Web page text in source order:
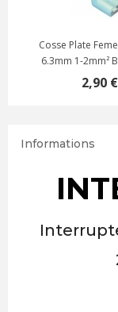
Cosse
5mm²
Informations